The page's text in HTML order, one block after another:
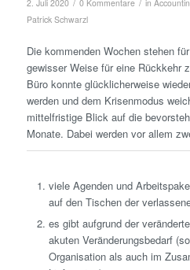
2. Juli 2020 0 Kommentare in
Patrick Schwarzl
Die kommenden Wochen stehen
gewisser Weise für eine Rückkehr
Büro konnte glücklicherweise
werden und dem Krisenmodus
mittelfristige Blick auf die
Monate. Dabei werden vor allem
viele Agenden und
auf den Tischen der
es gibt aufgrund der
akuten Veränderungsbedarf
Organisation als auch im